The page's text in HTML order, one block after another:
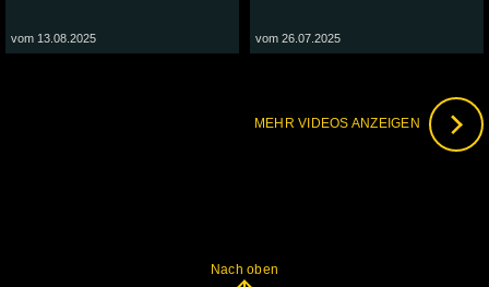
vom 13.08.2025 vom 26.07.2025
MEHR VIDEOS ANZEIGEN
Nach oben